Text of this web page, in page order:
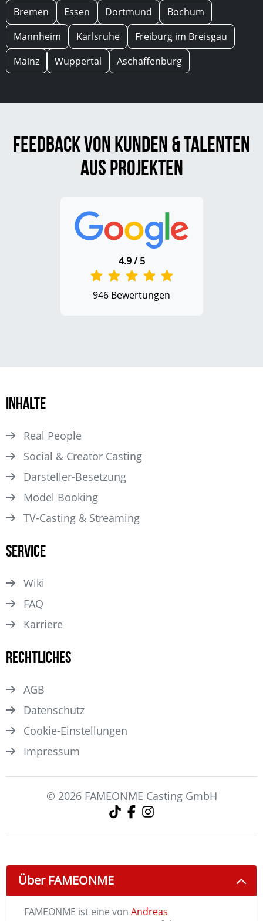
Bremen
Essen Dortmund
Bochum
Mannheim
Karlsruhe
Freiburg im Breisgau
Mainz
Wuppertal Aschaffenburg
Feedback von Kunden & Talenten
aus Projekten
4.9 / 5
946 Bewertungen
Inhalte
Real People
Social & Creator Casting
Darsteller­-Besetzung
Model Booking
TV-Casting & Streaming
Service
Wiki
FAQ
Karriere
Rechtliches
AGB
Datenschutz
Cookie-Einstellungen
Impressum
© 2026 FAMEONME Casting GmbH
Über FAMEONME
FAMEONME ist eine von Andreas